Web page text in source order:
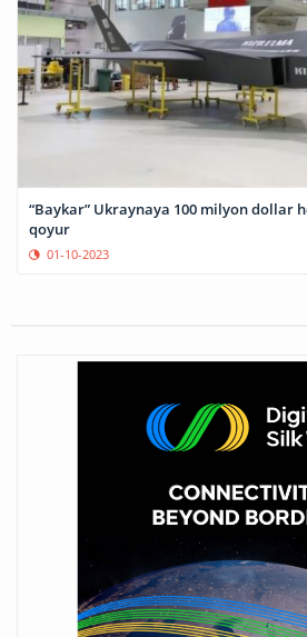
“Baykar” Ukraynaya 100 milyon dollar
qoyur
01-10-2023